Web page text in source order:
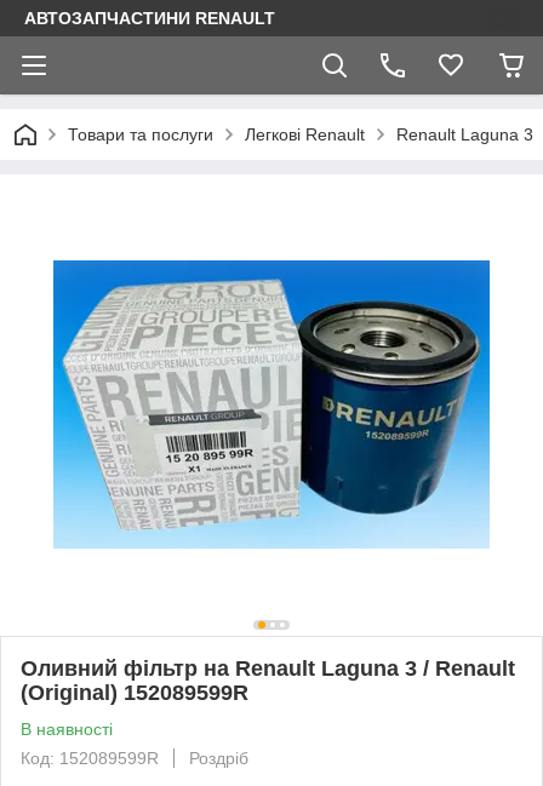
АВТОЗАПЧАСТИНИ RENAULT
Товари та послуги Легкові Renault Renault Laguna 3
Оливний фільтр на Renault Laguna 3 / Renault
(Original) 152089599R
В наявності
Код: 152089599R
Роздріб